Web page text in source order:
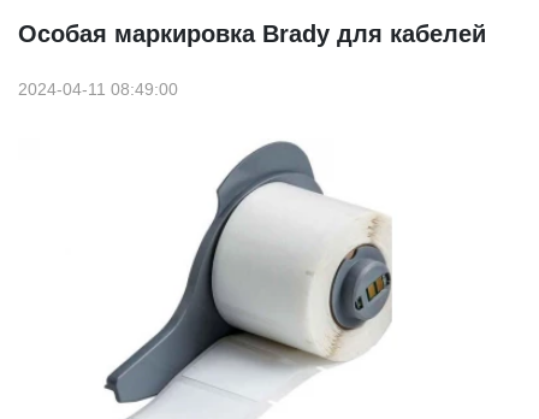
Особая маркировка Brady для кабелей
2024-04-11 08:49:00